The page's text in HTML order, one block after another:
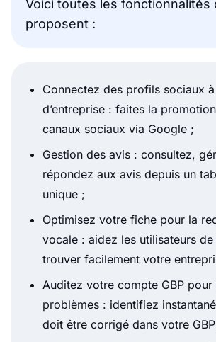
Voici toutes les fonctionnalités
proposent :
Connectez des profils sociaux
d’entreprise : faites la
canaux sociaux via Google ;
Gestion des avis : consultez,
répondez aux avis depuis un
unique ;
Optimisez votre fiche pour la
vocale : aidez les utilisateurs de
trouver facilement votre
Auditez votre compte GBP
problèmes : identifiez
doit être corrigé dans votre